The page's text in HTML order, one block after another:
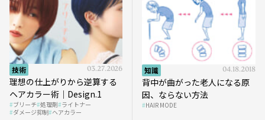
技術 03.27.2026
理想の仕上がりから逆算する
ヘアカラー術｜Design.1
ブリーチ 処理剤 ライトナー
ダメージ抑制 ヘアカラー
知識 04.18.2018
背中が曲がった老人になる原
因、ならない方法
HAIR MODE